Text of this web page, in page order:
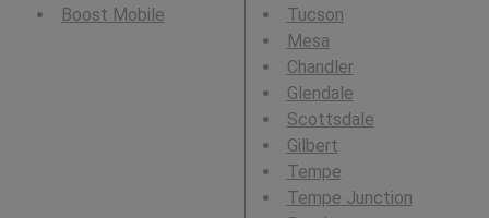
Boost Mobile
Tucson
Mesa
Chandler
Glendale
Scottsdale
Gilbert
Tempe
Tempe Junction